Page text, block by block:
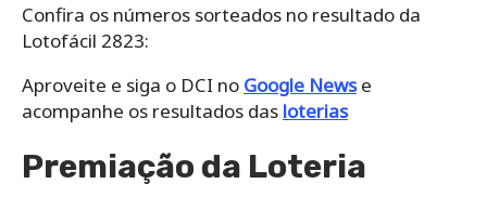
Confira os números sorteados no resultado da
Lotofácil 2823:
Aproveite e siga o DCI no Google Newse
acompanhe os resultados das loterias
Premiação da Loteria